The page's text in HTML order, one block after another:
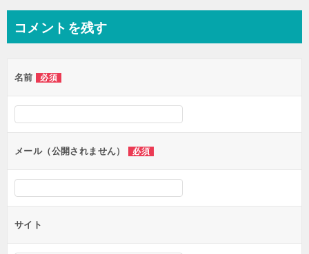
ビ
ー
シ
ョ
ン
コメントを残す
名前 必須
メール（公開されません） 必須
サイト